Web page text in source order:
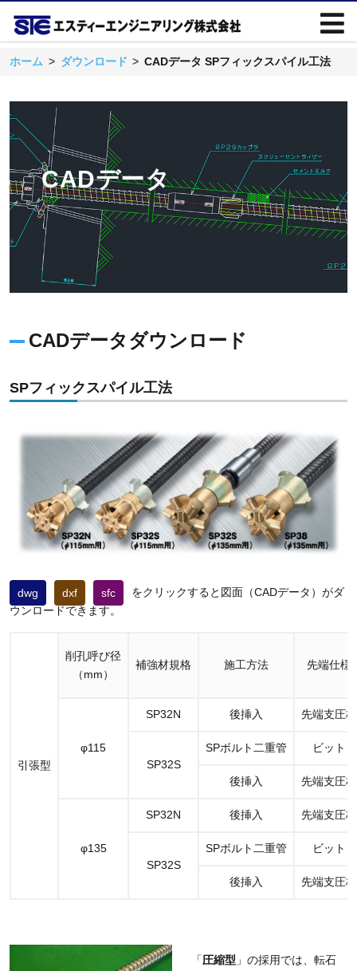
ホーム ダウンロード CADデータ SPフィックスパイル工法
CADデータ
CADデータダウンロード
SPフィックスパイル工法
dwg dxf sfc
をクリックすると図面（CADデータ）がダ
ウンロードできます。
引張型
削孔呼び径
（mm）
補強材規格 施工方法 先端仕様
φ115
SP32N 後挿入 先端支圧板
SP32S
SPボルト二重管 ビット
後挿入 先端支圧板
φ135
SP32N 後挿入 先端支圧板
SP32S
SPボルト二重管 ビット
後挿入 先端支圧板
「圧縮型 」の採用では、転石